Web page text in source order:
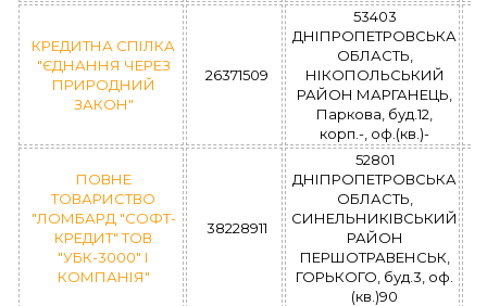
КРЕДИТНА СПІЛКА
"ЄДНАННЯ ЧЕРЕЗ
ПРИРОДНИЙ
ЗАКОН"
26371509
53403
ДНІПРОПЕТРОВСЬКА
ОБЛАСТЬ,
НІКОПОЛЬСЬКИЙ
РАЙОН МАРГАНЕЦЬ,
Паркова, буд.12,
корп.-, оф.(кв.)-
ПОВНЕ
ТОВАРИСТВО
"ЛОМБАРД "СОФТ-
КРЕДИТ" ТОВ
"УБК-3000" І
КОМПАНІЯ"
38228911
52801
ДНІПРОПЕТРОВСЬКА
ОБЛАСТЬ,
СИНЕЛЬНИКІВСЬКИЙ
РАЙОН
ПЕРШОТРАВЕНСЬК,
ГОРЬКОГО, буд.3, оф.
(кв.)90